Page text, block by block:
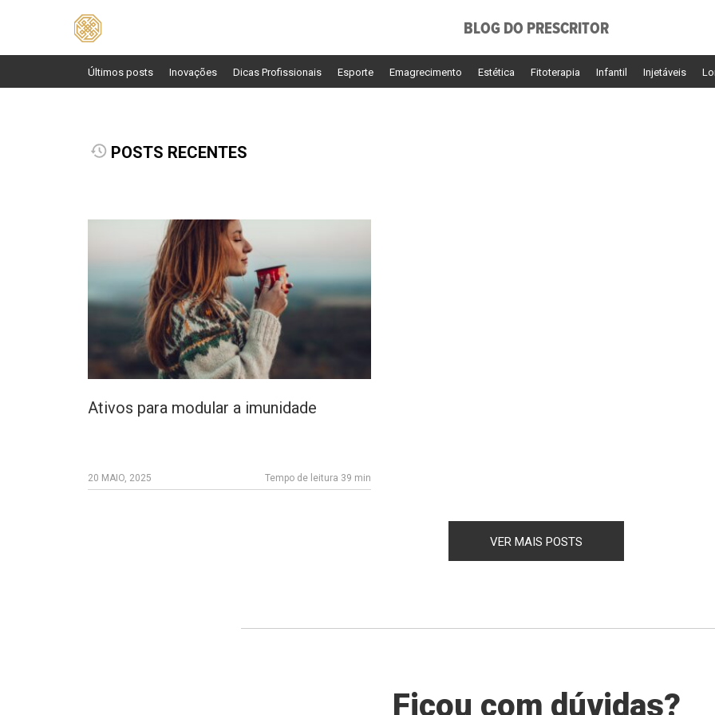
BLOG DO PRESCRITOR
Últimos posts Inovações Dicas Profissionais Esporte Emagrecimento Estética Fitoterapia Infantil Injetáveis
POSTS RECENTES
Ativos para modular a imunidade
20 MAIO, 2025 Tempo de leitura 39 min
VER MAIS POSTS
Ficou com dúvidas?